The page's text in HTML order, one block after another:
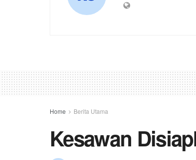
Home Berita Utama
Kesawan